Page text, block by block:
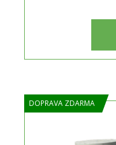
DOPRAVA ZDARMA